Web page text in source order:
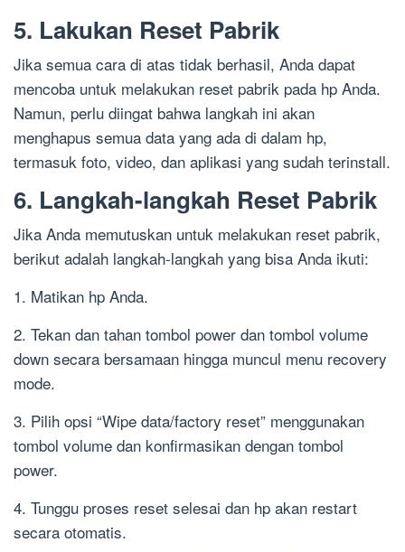
5. Lakukan Reset Pabrik
Jika semua cara di atas tidak berhasil, Anda dapat
mencoba untuk melakukan reset pabrik pada hp Anda.
Namun, perlu diingat bahwa langkah ini akan
menghapus semua data yang ada di dalam hp,
termasuk foto, video, dan aplikasi yang sudah terinstall.
6. Langkah-langkah Reset Pabrik
Jika Anda memutuskan untuk melakukan reset pabrik,
berikut adalah langkah-langkah yang bisa Anda ikuti:
1. Matikan hp Anda.
2. Tekan dan tahan tombol power dan tombol volume
down secara bersamaan hingga muncul menu recovery
mode.
3. Pilih opsi “Wipe data/factory reset” menggunakan
tombol volume dan konfirmasikan dengan tombol
power.
4. Tunggu proses reset selesai dan hp akan restart
secara otomatis.